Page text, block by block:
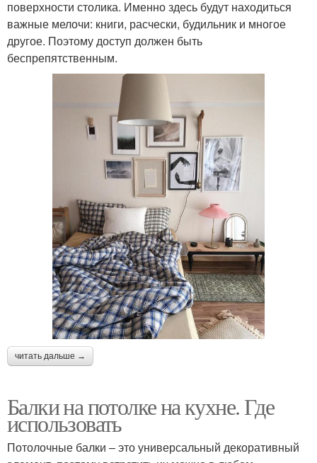
поверхности столика. Именно здесь будут находиться
важные мелочи: книги, расчески, будильник и многое
другое. Поэтому доступ должен быть
беспрепятственным.
читать дальше →
Балки на потолке на кухне. Где
использовать
Потолочные балки – это универсальный декоративный